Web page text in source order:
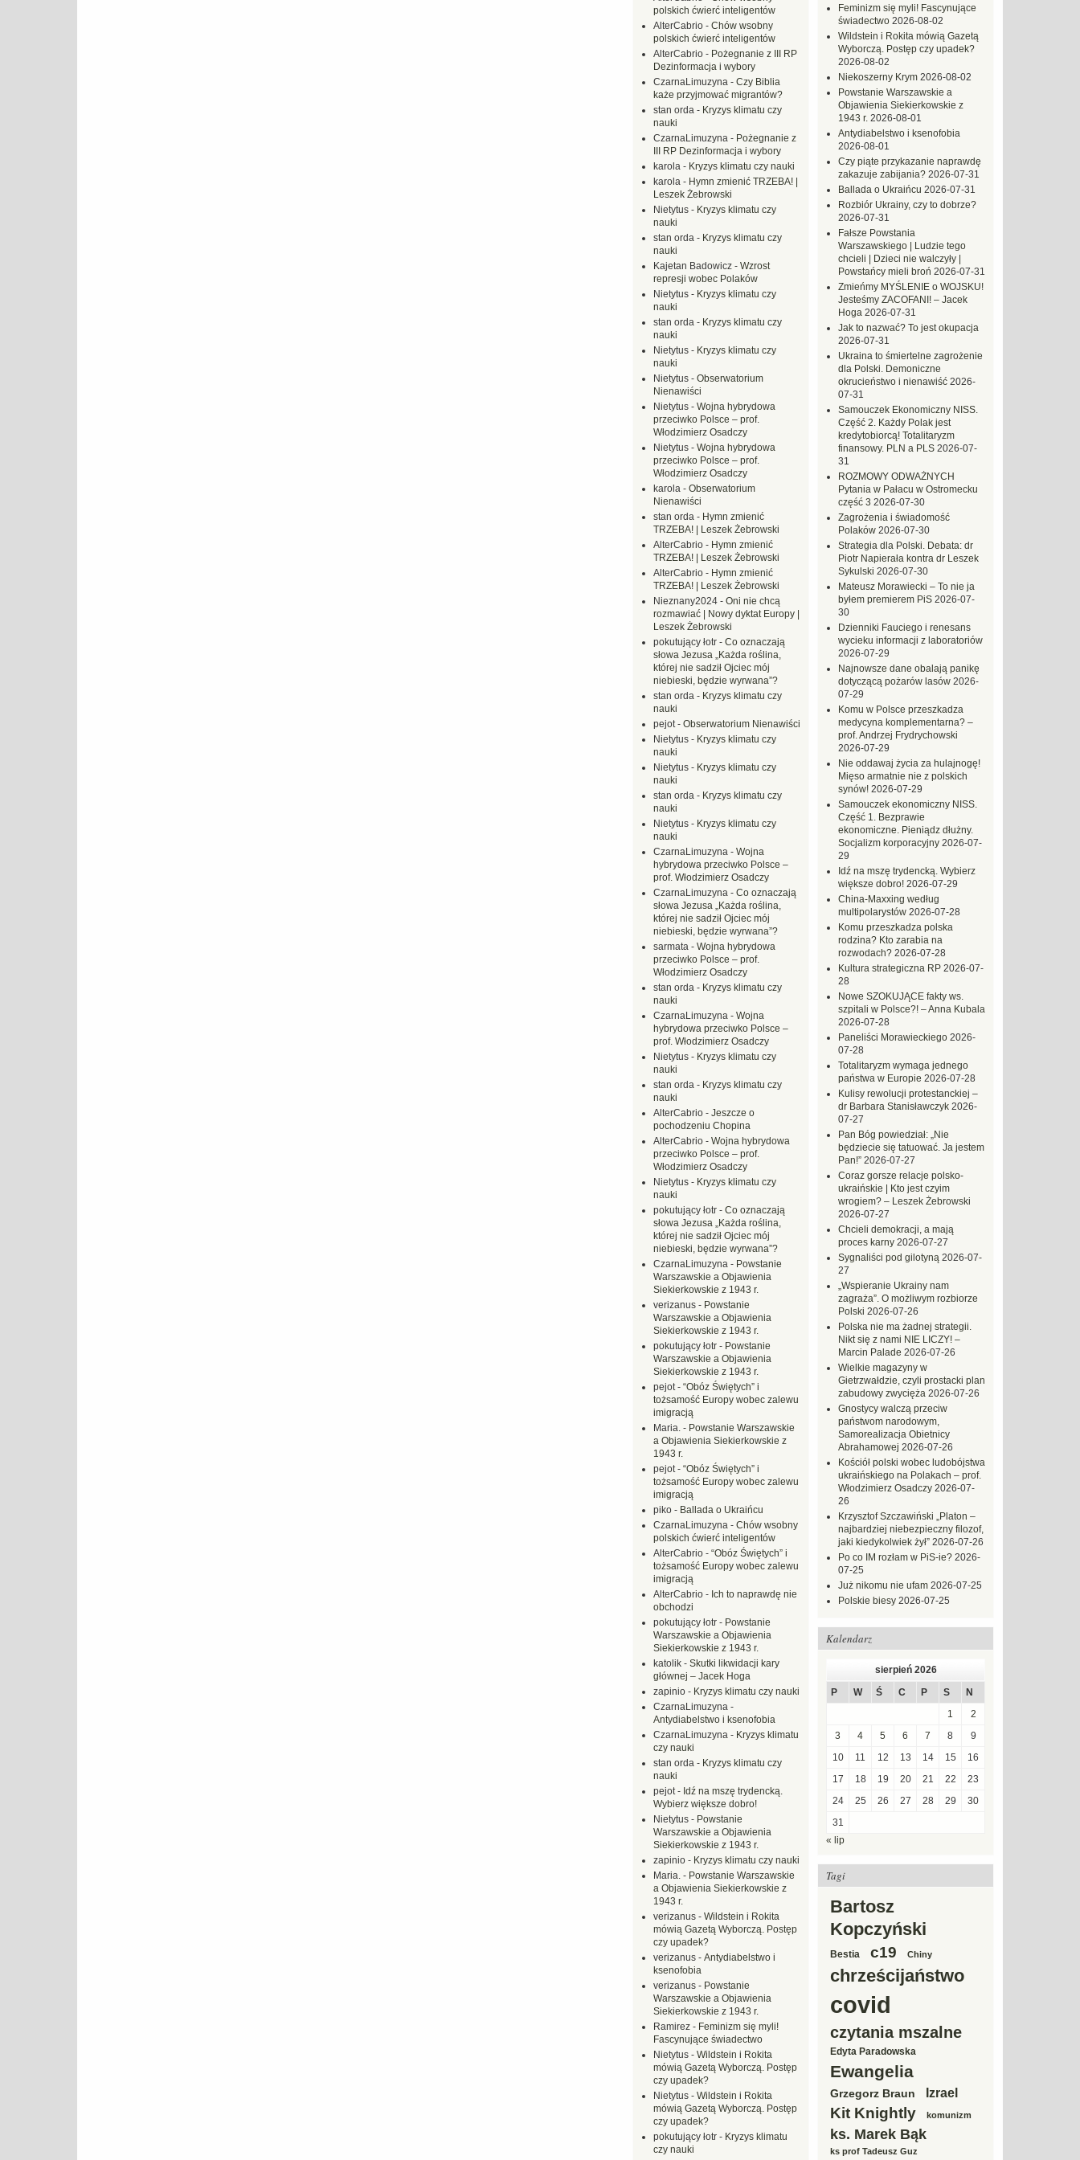
Feminizm się myli! Fascynujące
świadectwo 2026-08-02
Wildstein i Rokita mówią Gazetą
Wyborczą. Postęp czy upadek?
2026-08-02
Niekoszerny Krym 2026-08-02
Powstanie Warszawskie a
Objawienia Siekierkowskie z
1943 r. 2026-08-01
Antydiabelstwo i ksenofobia
2026-08-01
Czy piąte przykazanie naprawdę
zakazuje zabijania? 2026-07-31
Ballada o Ukraińcu 2026-07-31
Rozbiór Ukrainy, czy to dobrze?
2026-07-31
Fałsze Powstania
Warszawskiego | Ludzie tego
chcieli | Dzieci nie walczyły |
Powstańcy mieli broń 2026-07-31
Zmieńmy MYŚLENIE o WOJSKU!
Jesteśmy ZACOFANI! – Jacek
Hoga 2026-07-31
Jak to nazwać? To jest okupacja
2026-07-31
Ukraina to śmiertelne zagrożenie
dla Polski. Demoniczne
okrucieństwo i nienawiść 2026-
07-31
Samouczek Ekonomiczny NISS.
Część 2. Każdy Polak jest
kredytobiorcą! Totalitaryzm
finansowy. PLN a PLS 2026-07-
31
ROZMOWY ODWAŻNYCH
Pytania w Pałacu w Ostromecku
część 3 2026-07-30
Zagrożenia i świadomość
Polaków 2026-07-30
Strategia dla Polski. Debata: dr
Piotr Napierała kontra dr Leszek
Sykulski 2026-07-30
Mateusz Morawiecki – To nie ja
byłem premierem PiS 2026-07-
30
Dzienniki Fauciego i renesans
wycieku informacji z laboratoriów
2026-07-29
Najnowsze dane obalają panikę
dotyczącą pożarów lasów 2026-
07-29
Komu w Polsce przeszkadza
medycyna komplementarna? –
prof. Andrzej Frydrychowski
2026-07-29
Nie oddawaj życia za hulajnogę!
Mięso armatnie nie z polskich
synów! 2026-07-29
Samouczek ekonomiczny NISS.
Część 1. Bezprawie
ekonomiczne. Pieniądz dłużny.
Socjalizm korporacyjny 2026-07-
29
Idź na mszę trydencką. Wybierz
większe dobro! 2026-07-29
China-Maxxing według
multipolarystów 2026-07-28
Komu przeszkadza polska
rodzina? Kto zarabia na
rozwodach? 2026-07-28
Kultura strategiczna RP 2026-07-
28
Nowe SZOKUJĄCE fakty ws.
szpitali w Polsce?! – Anna Kubala
2026-07-28
Paneliści Morawieckiego 2026-
07-28
Totalitaryzm wymaga jednego
państwa w Europie 2026-07-28
Kulisy rewolucji protestanckiej –
dr Barbara Stanisławczyk 2026-
07-27
Pan Bóg powiedział: „Nie
będziecie się tatuować. Ja jestem
Pan!” 2026-07-27
Coraz gorsze relacje polsko-
ukraińskie | Kto jest czyim
wrogiem? – Leszek Żebrowski
2026-07-27
Chcieli demokracji, a mają
proces karny 2026-07-27
Sygnaliści pod gilotyną 2026-07-
27
„Wspieranie Ukrainy nam
zagraża”. O możliwym rozbiorze
Polski 2026-07-26
Polska nie ma żadnej strategii.
Nikt się z nami NIE LICZY! –
Marcin Palade 2026-07-26
Wielkie magazyny w
Gietrzwałdzie, czyli prostacki plan
zabudowy zwycięża 2026-07-26
Gnostycy walczą przeciw
państwom narodowym,
Samorealizacja Obietnicy
Abrahamowej 2026-07-26
Kościół polski wobec ludobójstwa
ukraińskiego na Polakach – prof.
Włodzimierz Osadczy 2026-07-
26
Krzysztof Szczawiński „Platon –
najbardziej niebezpieczny filozof,
jaki kiedykolwiek żył” 2026-07-26
Po co IM rozłam w PiS-ie? 2026-
07-25
Już nikomu nie ufam 2026-07-25
Polskie biesy 2026-07-25
Kalendarz
sierpień 2026
P
W Ś C P S
N
1
2
3
4 5 6 7 8
9
10
11 12 13 14 15
16
17
18 19 20 21 22
23
24
25 26 27 28 29
30
31
« lip
Tagi
Bartosz
Kopczyński
Bestia c19 Chiny
chrześcijaństwo
covid
czytania mszalne
Edyta Paradowska
Ewangelia
Grzegorz Braun Izrael
Kit Knightly komunizm
ks. Marek Bąk
ks prof Tadeusz Guz
polskich ćwierć inteligentów
AlterCabrio - Chów wsobny
polskich ćwierć inteligentów
AlterCabrio - Pożegnanie z III RP
Dezinformacja i wybory
CzarnaLimuzyna - Czy Biblia
każe przyjmować migrantów?
stan orda - Kryzys klimatu czy
nauki
CzarnaLimuzyna - Pożegnanie z
III RP Dezinformacja i wybory
karola - Kryzys klimatu czy nauki
karola - Hymn zmienić TRZEBA! |
Leszek Żebrowski
Nietytus - Kryzys klimatu czy
nauki
stan orda - Kryzys klimatu czy
nauki
Kajetan Badowicz - Wzrost
represji wobec Polaków
Nietytus - Kryzys klimatu czy
nauki
stan orda - Kryzys klimatu czy
nauki
Nietytus - Kryzys klimatu czy
nauki
Nietytus - Obserwatorium
Nienawiści
Nietytus - Wojna hybrydowa
przeciwko Polsce – prof.
Włodzimierz Osadczy
Nietytus - Wojna hybrydowa
przeciwko Polsce – prof.
Włodzimierz Osadczy
karola - Obserwatorium
Nienawiści
stan orda - Hymn zmienić
TRZEBA! | Leszek Żebrowski
AlterCabrio - Hymn zmienić
TRZEBA! | Leszek Żebrowski
AlterCabrio - Hymn zmienić
TRZEBA! | Leszek Żebrowski
Nieznany2024 - Oni nie chcą
rozmawiać | Nowy dyktat Europy |
Leszek Żebrowski
pokutujący łotr - Co oznaczają
słowa Jezusa „Każda roślina,
której nie sadził Ojciec mój
niebieski, będzie wyrwana”?
stan orda - Kryzys klimatu czy
nauki
pejot- Obserwatorium Nienawiści
Nietytus - Kryzys klimatu czy
nauki
Nietytus - Kryzys klimatu czy
nauki
stan orda - Kryzys klimatu czy
nauki
Nietytus - Kryzys klimatu czy
nauki
CzarnaLimuzyna - Wojna
hybrydowa przeciwko Polsce –
prof. Włodzimierz Osadczy
CzarnaLimuzyna - Co oznaczają
słowa Jezusa „Każda roślina,
której nie sadził Ojciec mój
niebieski, będzie wyrwana”?
sarmata - Wojna hybrydowa
przeciwko Polsce – prof.
Włodzimierz Osadczy
stan orda - Kryzys klimatu czy
nauki
CzarnaLimuzyna - Wojna
hybrydowa przeciwko Polsce –
prof. Włodzimierz Osadczy
Nietytus - Kryzys klimatu czy
nauki
stan orda - Kryzys klimatu czy
nauki
AlterCabrio - Jeszcze o
pochodzeniu Chopina
AlterCabrio - Wojna hybrydowa
przeciwko Polsce – prof.
Włodzimierz Osadczy
Nietytus - Kryzys klimatu czy
nauki
pokutujący łotr - Co oznaczają
słowa Jezusa „Każda roślina,
której nie sadził Ojciec mój
niebieski, będzie wyrwana”?
CzarnaLimuzyna - Powstanie
Warszawskie a Objawienia
Siekierkowskie z 1943 r.
verizanus - Powstanie
Warszawskie a Objawienia
Siekierkowskie z 1943 r.
pokutujący łotr - Powstanie
Warszawskie a Objawienia
Siekierkowskie z 1943 r.
pejot- “Obóz Świętych” i
tożsamość Europy wobec zalewu
imigracją
Maria. - Powstanie Warszawskie
a Objawienia Siekierkowskie z
1943 r.
pejot- “Obóz Świętych” i
tożsamość Europy wobec zalewu
imigracją
piko - Ballada o Ukraińcu
CzarnaLimuzyna - Chów wsobny
polskich ćwierć inteligentów
AlterCabrio - “Obóz Świętych” i
tożsamość Europy wobec zalewu
imigracją
AlterCabrio - Ich to naprawdę nie
obchodzi
pokutujący łotr - Powstanie
Warszawskie a Objawienia
Siekierkowskie z 1943 r.
katolik - Skutki likwidacji kary
głównej – Jacek Hoga
zapinio - Kryzys klimatu czy nauki
CzarnaLimuzyna -
Antydiabelstwo i ksenofobia
CzarnaLimuzyna - Kryzys klimatu
czy nauki
stan orda - Kryzys klimatu czy
nauki
pejot- Idź na mszę trydencką.
Wybierz większe dobro!
Nietytus - Powstanie
Warszawskie a Objawienia
Siekierkowskie z 1943 r.
zapinio - Kryzys klimatu czy nauki
Maria. - Powstanie Warszawskie
a Objawienia Siekierkowskie z
1943 r.
verizanus - Wildstein i Rokita
mówią Gazetą Wyborczą. Postęp
czy upadek?
verizanus - Antydiabelstwo i
ksenofobia
verizanus - Powstanie
Warszawskie a Objawienia
Siekierkowskie z 1943 r.
Ramirez - Feminizm się myli!
Fascynujące świadectwo
Nietytus - Wildstein i Rokita
mówią Gazetą Wyborczą. Postęp
czy upadek?
Nietytus - Wildstein i Rokita
mówią Gazetą Wyborczą. Postęp
czy upadek?
pokutujący łotr - Kryzys klimatu
czy nauki